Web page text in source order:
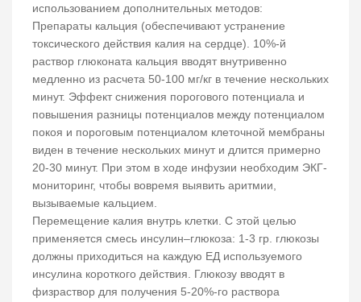
использованием дополнительных методов:
Препараты кальция (обеспечивают устранение
токсического действия калия на сердце). 10%-й
раствор глюконата кальция вводят внутривенно
медленно из расчета 50-100 мг/кг в течение нескольких
минут. Эффект снижения порогового потенциала и
повышения разницы потенциалов между потенциалом
покоя и пороговым потенциалом клеточной мембраны
виден в течение нескольких минут и длится примерно
20-30 минут. При этом в ходе инфузии необходим ЭКГ-
мониторинг, чтобы вовремя выявить аритмии,
вызываемые кальцием.
Перемещение калия внутрь клетки. С этой целью
применяется смесь инсулин–глюкоза: 1-3 гр. глюкозы
должны приходиться на каждую ЕД используемого
инсулина короткого действия. Глюкозу вводят в
физраствор для получения 5-20%-го раствора